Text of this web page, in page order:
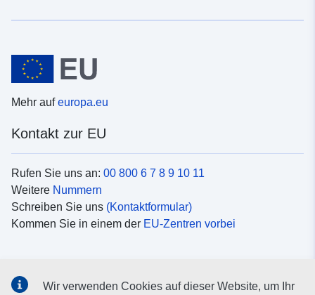
Mehr aufeuropa.eu
Kontakt zur EU
Rufen Sie uns an: 00 800 6 7 8 9 10 11
Weitere Nummern
Schreiben Sie uns (Kontaktformular)
Kommen Sie in einem der EU-Zentren vorbei
Wir verwenden Cookies auf dieser Website, um Ihr